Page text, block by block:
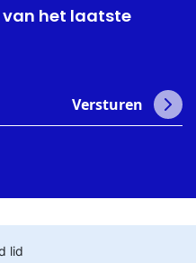
het laatste
Versturen
lid